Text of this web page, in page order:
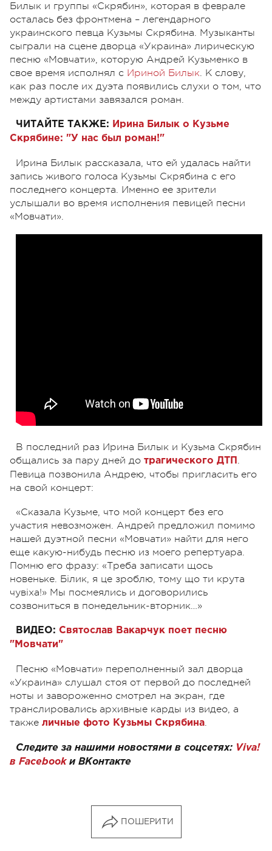
Билык и группы «Скрябин», которая в феврале
осталась без фронтмена – легендарного
украинского певца Кузьмы Скрябина. Музыканты
сыграли на сцене дворца «Украина» лирическую
песню «Мовчати», которую Андрей Кузьменко в
свое время исполнял с Ириной Билык. К слову,
как раз после их дуэта появились слухи о том, что
между артистами завязался роман.
ЧИТАЙТЕ ТАКЖЕ: Ирина Билык о Кузьме
Скрябине: "У нас был роман!"
Ирина Билык рассказала, что ей удалась найти
запись живого голоса Кузьмы Скрябина с его
последнего концерта. Именно ее зрители
услышали во время исполнения певицей песни
«Мовчати».
В последний раз Ирина Билык и Кузьма Скрябин
общались за пару дней до трагического ДТП .
Певица позвонила Андрею, чтобы пригласить его
на свой концерт:
«Сказала Кузьме, что мой концерт без его
участия невозможен. Андрей предложил помимо
нашей дуэтной песни «Мовчати» найти для него
еще какую-нибудь песню из моего репертуара.
Помню его фразу: «Треба записати щось
новеньке. Бiлик, я це зроблю, тому що ти крута
чувiха!» Мы посмеялись и договорились
созвониться в понедельник-вторник…»
ВИДЕО: Святослав Вакарчук поет песню
"Мовчати"
Песню «Мовчати» переполненный зал дворца
«Украина» слушал стоя от первой до последней
ноты и завороженно смотрел на экран, где
транслировались архивные карды из видео, а
также личные фото Кузьмы Скрябина.
Следите за нашими новостями в соцсетях: Viva!
в Facebookи ВКонтакте
ПОШЕРИТИ